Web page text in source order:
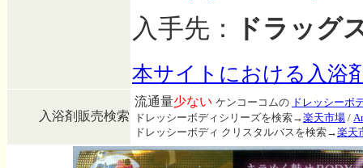
入手先：
ドラッグ
本サイトにおける入浴
入浴剤販売検索
流通量少ない ケンコーコムの ドレッシーボ
ドレッシーボディシリーズを検索→楽天市場 /
ドレッシーボディ クリスタルバスを検索→楽天